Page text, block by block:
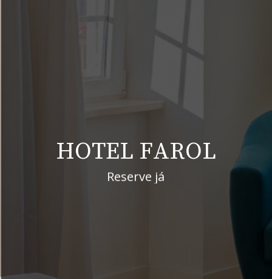
HOTEL FAROL
Reserve já